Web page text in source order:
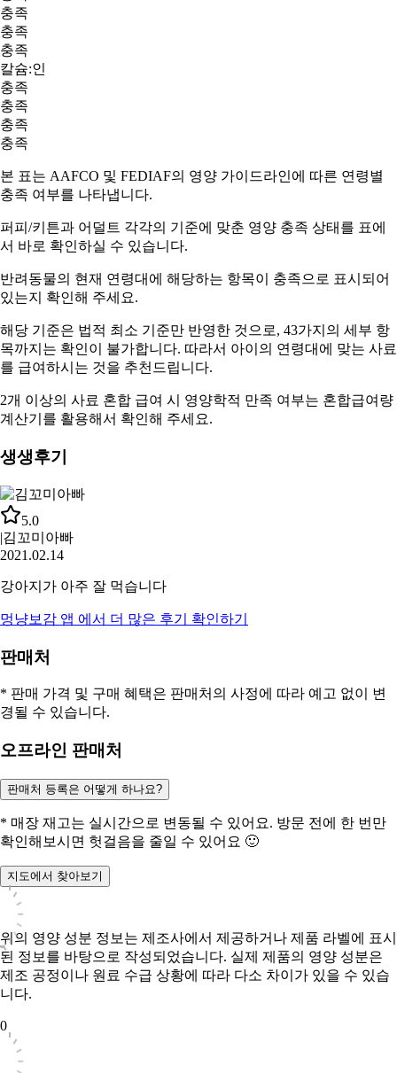
충족
충족
충족
칼슘:인
충족
충족
충족
충족
본 표는 AAFCO 및 FEDIAF의 영양 가이드라인에 따른 연령별
충족 여부를 나타냅니다.
퍼피/키튼과 어덜트 각각의 기준에 맞춘 영양 충족 상태를 표에
서 바로 확인하실 수 있습니다.
반려동물의 현재 연령대에 해당하는 항목이 충족으로 표시되어
있는지 확인해 주세요.
해당 기준은 법적 최소 기준만 반영한 것으로, 43가지의 세부 항
목까지는 확인이 불가합니다. 따라서 아이의 연령대에 맞는 사료
를 급여하시는 것을 추천드립니다.
2개 이상의 사료 혼합 급여 시 영양학적 만족 여부는 혼합급여량
계산기 를 활용해서 확인해 주세요.
생생후기
5.0
|김꼬미아빠
2021.02.14
강아지가 아주 잘 먹습니다
멍냥보감 앱 에서 더 많은 후기 확인하기
판매처
* 판매 가격 및 구매 혜택은 판매처의 사정에 따라 예고 없이 변
경될 수 있습니다.
오프라인 판매처
판매처 등록은 어떻게 하나요?
* 매장 재고는 실시간으로 변동될 수 있어요. 방문 전에 한 번만
확인해보시면 헛걸음을 줄일 수 있어요 🙂
지도에서 찾아보기
위의 영양 성분 정보는 제조사에서 제공하거나 제품 라벨에 표시
된 정보를 바탕으로 작성되었습니다. 실제 제품의 영양 성분은
제조 공정이나 원료 수급 상황에 따라 다소 차이가 있을 수 있습
니다.
0